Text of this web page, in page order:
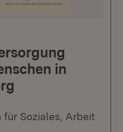
in
für Soziales, Arbeit